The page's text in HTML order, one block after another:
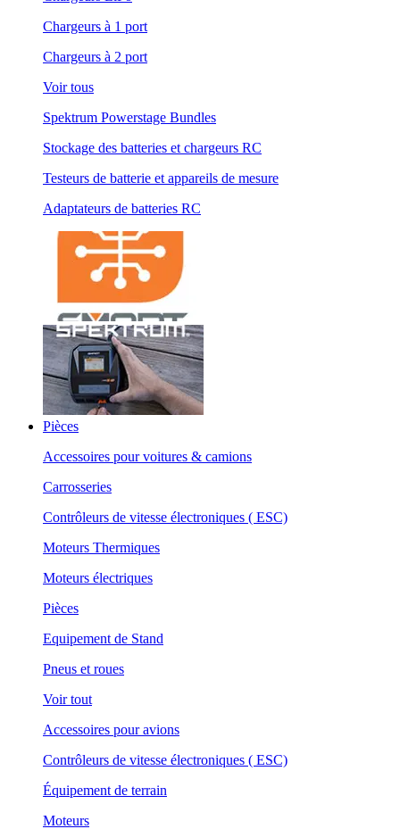
Chargeurs à 1 port
Chargeurs à 2 port
Voir tous
Spektrum Powerstage Bundles
Stockage des batteries et chargeurs RC
Testeurs de batterie et appareils de mesure
Adaptateurs de batteries RC
Pièces
Accessoires pour voitures & camions
Carrosseries
Contrôleurs de vitesse électroniques ( ESC)
Moteurs Thermiques
Moteurs électriques
Pièces
Equipement de Stand
Pneus et roues
Voir tout
Accessoires pour avions
Contrôleurs de vitesse électroniques ( ESC)
Équipement de terrain
Moteurs